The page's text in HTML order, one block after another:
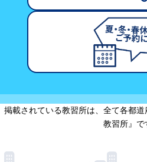
掲載されている教習所は、全て各都
教習所』で